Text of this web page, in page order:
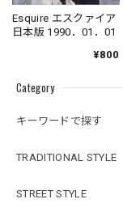
Category
キーワードで探す
TRADITIONAL STYLE
STREET STYLE
Esquire エスクァイア
日本版 1990．01．01
¥800